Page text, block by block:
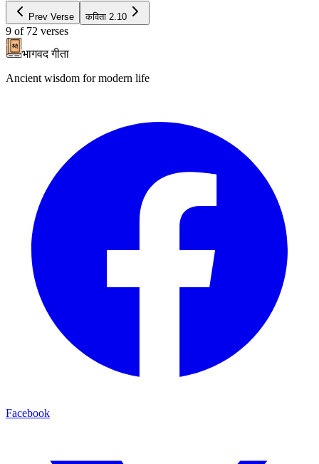
Prev Verse कविता 2.10
9 of 72 verses
भागवद गीता
Ancient wisdom for modern life
Facebook